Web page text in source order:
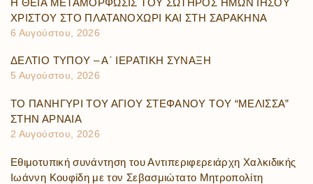
ΧΡΙΣΤΟΥ ΣΤΟ ΠΛΑΤΑΝΟΧΩΡΙ ΚΑΙ ΣΤΗ ΣΑΡΑΚΗΝΑ
6 Αυγούστου, 2026
ΔΕΛΤΙΟ ΤΥΠΟΥ – Α΄ ΙΕΡΑΤΙΚΗ ΣΥΝΑΞΗ
5 Αυγούστου, 2026
ΤΟ ΠΑΝΗΓΥΡΙ ΤΟΥ ΑΓΙΟΥ ΣΤΕΦΑΝΟΥ ΤΟΥ “ΜΕΛΙΣΣΑ”
ΣΤΗΝ ΑΡΝΑΙΑ
2 Αυγούστου, 2026
Εθιμοτυπική συνάντηση του Αντιπεριφερειάρχη Χαλκιδικής
Ιωάννη Κουφίδη με τον Σεβασμιώτατο Μητροπολίτη